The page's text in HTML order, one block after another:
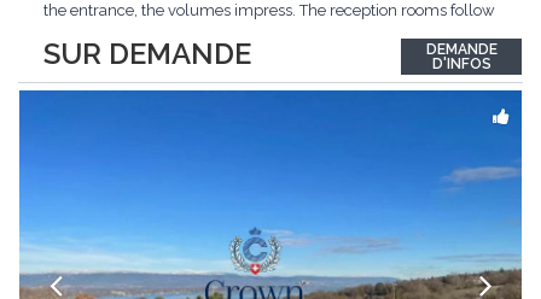
SUR DEMANDE
the entrance, the volumes impress. The reception rooms follow
period architecture. High ceilings, finely crafted stuccoes,
moldings, woodwork, old fireplaces,...
DEMANDE
D'INFOS